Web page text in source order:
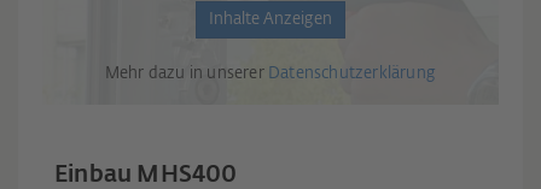
Inhalte Anzeigen
Mehr dazu in unserer Datenschutzerklärung
Einbau MHS400